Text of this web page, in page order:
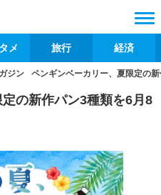
メ 旅行 経済
ジン ペンギンベーカリー、夏限定の
の新作パン3種類を6月8